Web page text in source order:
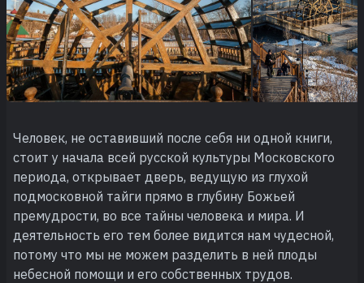
Человек‚ не оставивший после себя ни одной книги‚
стоит у начала всей русской культуры Московского
периода‚ открывает дверь‚ ведущую из глухой
подмосковной тайги прямо в глубину Божьей
премудрости‚ во все тайны человека и мира. И
деятельность его тем более видится нам чудесной‚
потому что мы не можем разделить в ней плоды
небесной помощи и его собственных трудов.